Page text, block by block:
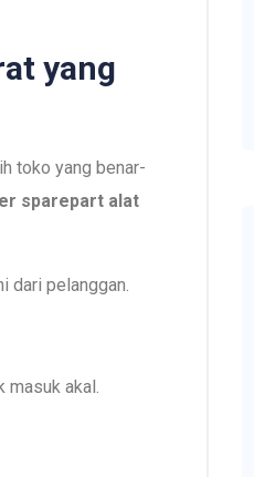
yang
toko yang benar-
sparepart alat
dari pelanggan.
masuk akal.